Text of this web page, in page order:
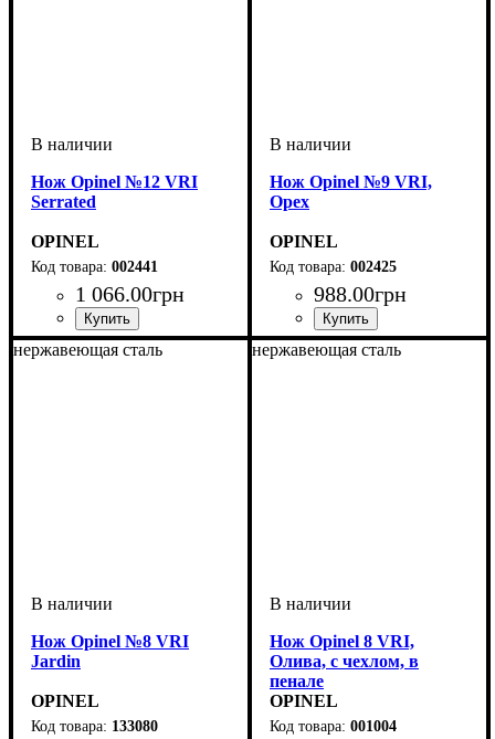
Нож Opinel №12 VRI
Serrated
OPINEL
002441
1 066.00грн
Нож Opinel №9 VRI,
Орех
OPINEL
002425
988.00грн
нержавеющая сталь
Нож Opinel №8 VRI
Jardin
OPINEL
133080
нержавеющая сталь
Нож Opinel 8 VRI,
Олива, с чехлом, в
пенале
OPINEL
001004